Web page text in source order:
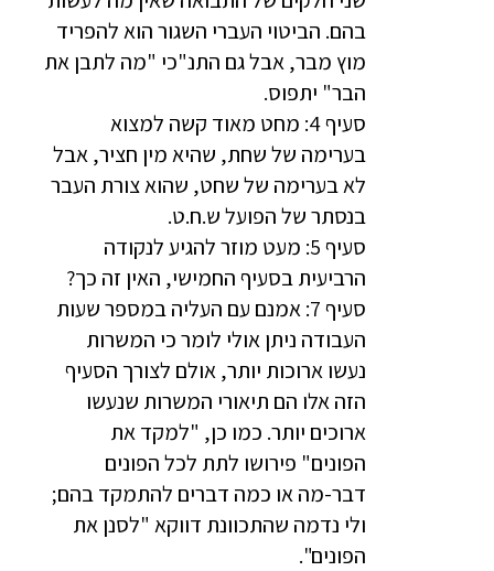
בהם. הביטוי העברי השגור הוא להפריד
מוץ מבר, אבל גם התנ"כי "מה לתבן את
הבר" יתפוס.
סעיף 4: מחט מאוד קשה למצוא
בערימה של שחת, שהיא מין חציר, אבל
לא בערימה של שחט, שהוא צורת העבר
בנסתר של הפועל ש.ח.ט.
סעיף 5: מעט מוזר להגיע לנקודה
הרביעית בסעיף החמישי, האין זה כך?
סעיף 7: אמנם עם העליה במספר שעות
העבודה ניתן אולי לומר כי המשרות
נעשו ארוכות יותר, אולם לצורך הסעיף
הזה אלו הם תיאורי המשרות שנעשו
ארוכים יותר. כמו כן, "למקד את
הפונים" פירושו לתת לכל הפונים
דבר-מה או כמה דברים להתמקד בהם;
ולי נדמה שהתכוונת דווקא "לסנן את
הפונים".